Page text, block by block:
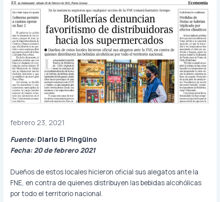
febrero 23, 2021
Fuente: Diario El Pingüino
Fecha: 20 de febrero 2021
Dueños de estos locales hicieron oficial sus alegatos ante la
FNE, en contra de quienes distribuyen las bebidas alcohólicas
por todo el territorio nacional.